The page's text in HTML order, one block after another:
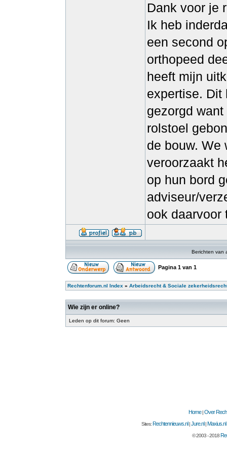
Dank voor je
Ik heb
een second
orthopeed
heeft mijn
expertise. Dit
gezorgd
rolstoel
de bouw. We
veroorzaakt
op hun bord
adviseur/
ook daarvoor
Berichten van
Pagina 1 van 1
Rechtenforum.nl Index » Arbeidsrecht & Sociale
Wie zijn er online?
Leden op dit forum: Geen
Home|Over
Sites:Rechtennieuws.nl |Jure.nl |Maxius.nl
© 2003 - 2018